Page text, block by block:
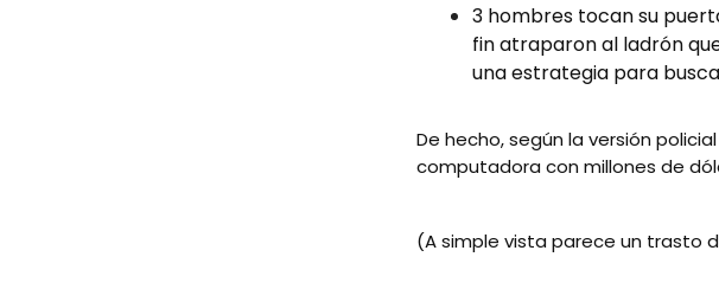
3 hombres tocan su
fin atraparon al ladrón
una estrategia para
De hecho, según la versión
computadora con millones de
(A simple vista parece un trasto